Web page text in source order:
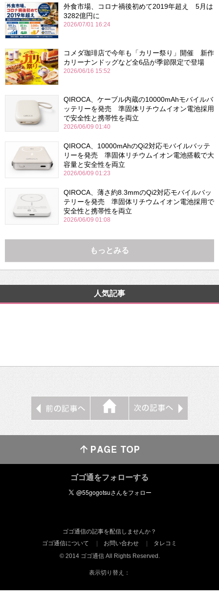
外食市場、コロナ禍後初めて2019年超え 5月は
3282億円に
2026/07/01 16:24
コメダ珈琲店で今年も「カリー祭り」開催 新作
カリーナンドッグなど全6品が季節限定で登場
2026/06/16 15:52
QIROCA、ケーブル内蔵の10000mAhモバイルバ
ッテリーを発売 準固体リチウムイオン電池採用
で安全性と携帯性を両立
2026/06/09 01:40
QIROCA、10000mAhのQi2対応モバイルバッテ
リーを発売 準固体リチウムイオン電池搭載で大
容量と安全性を両立
2026/06/09 01:23
QIROCA、薄さ約8.3mmのQi2対応モバイルバッ
テリーを発売 準固体リチウムイオン電池採用で
安全性と携帯性を両立
2026/06/09 01:08
もっとみる
人気記事
ゴゴ通をフォローする
ゴゴ通信の記事を配信しませんか？
ゴゴ通信について
お問い合わせ
タレコミ
© 2014 ゴゴ通信 All Rights Reserved.
表示切り替え：